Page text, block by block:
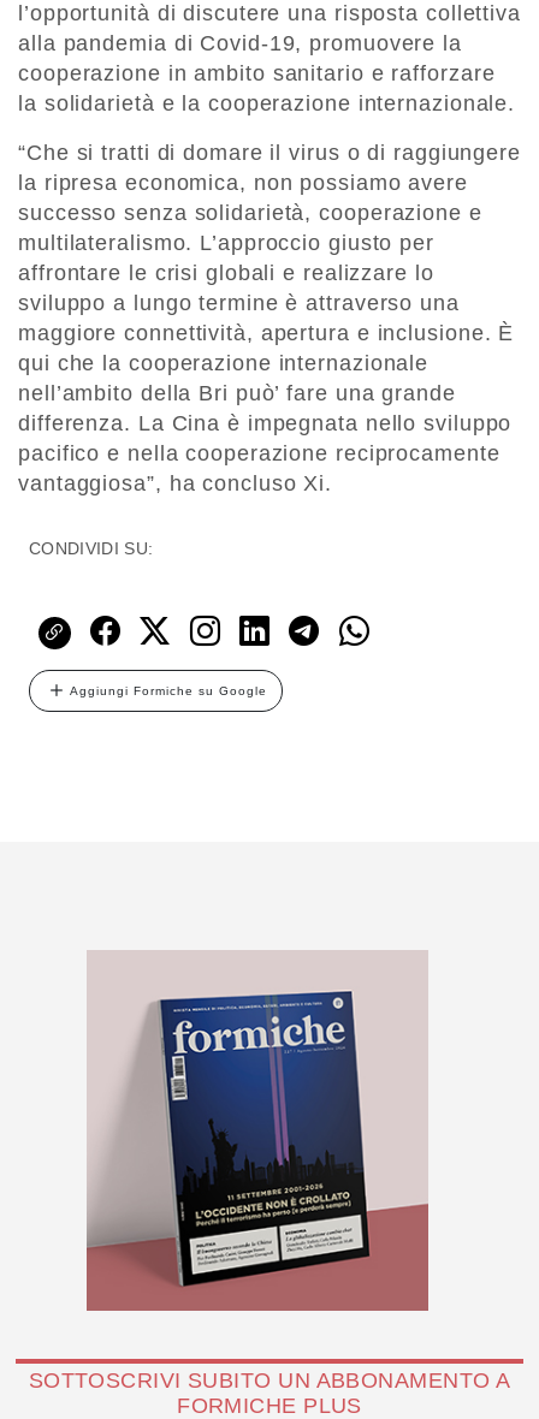
l’opportunità di discutere una risposta collettiva
alla pandemia di Covid-19, promuovere la
cooperazione in ambito sanitario e rafforzare
la solidarietà e la cooperazione internazionale.
“Che si tratti di domare il virus o di raggiungere
la ripresa economica, non possiamo avere
successo senza solidarietà, cooperazione e
multilateralismo. L’approccio giusto per
affrontare le crisi globali e realizzare lo
sviluppo a lungo termine è attraverso una
maggiore connettività, apertura e inclusione. È
qui che la cooperazione internazionale
nell’ambito della Bri può’ fare una grande
differenza. La Cina è impegnata nello sviluppo
pacifico e nella cooperazione reciprocamente
vantaggiosa”, ha concluso Xi.
CONDIVIDI SU:
Aggiungi Formiche su Google
SOTTOSCRIVI SUBITO UN ABBONAMENTO A
FORMICHE PLUS